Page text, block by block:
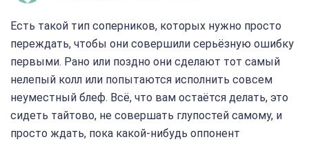
Есть такой тип соперников, которых нужно просто
переждать, чтобы они совершили серьёзную ошибку
первыми. Рано или поздно они сделают тот самый
нелепый колл или попытаются исполнить совсем
неуместный блеф. Всё, что вам остаётся делать, это
сидеть тайтово, не совершать глупостей самому, и
просто ждать, пока какой-нибудь оппонент